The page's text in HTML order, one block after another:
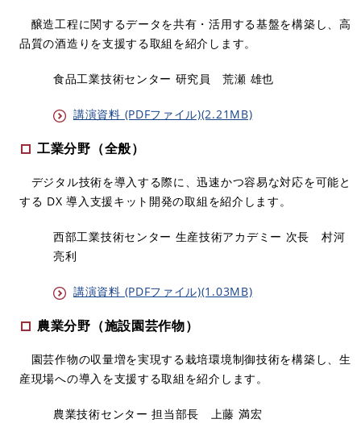
醸造工程に関するデータを共有・活用する基盤を構築し、高
品質の酒造りを支援する取組を紹介します。
食品工業技術センター 研究員 荒瀬 雄也
講演資料 (PDFファイル)(2.21MB)
工業分野（全般）
デジタル技術を導入する際に、迅速かつ容易な対応を可能と
する DX 導入支援キット開発の取組を紹介します。
西部工業技術センター 生産技術アカデミー 次長 村河
亮利
講演資料 (PDFファイル)(1.03MB)
農業分野（施設園芸作物）
園芸作物の収量増を実現する栽培環境制御技術を構築し、生
産現場への導入を支援する取組を紹介します。
農業技術センター 担当部長 上藤 満宏